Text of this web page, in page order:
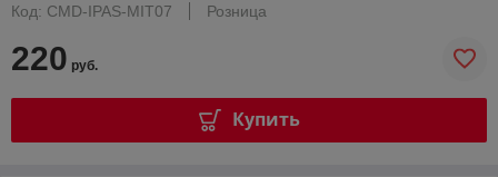
Код: CMD-IPAS-MIT07
Розница
220 руб.
Купить